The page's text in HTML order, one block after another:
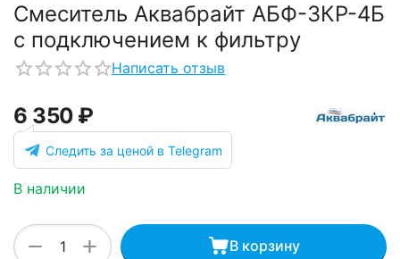
Смеситель Аквабрайт АБФ-3КР-4Б
с подключением к фильтру
Написать отзыв
6 350 ₽
Следить за ценой в Telegram
В наличии
+
− В корзину